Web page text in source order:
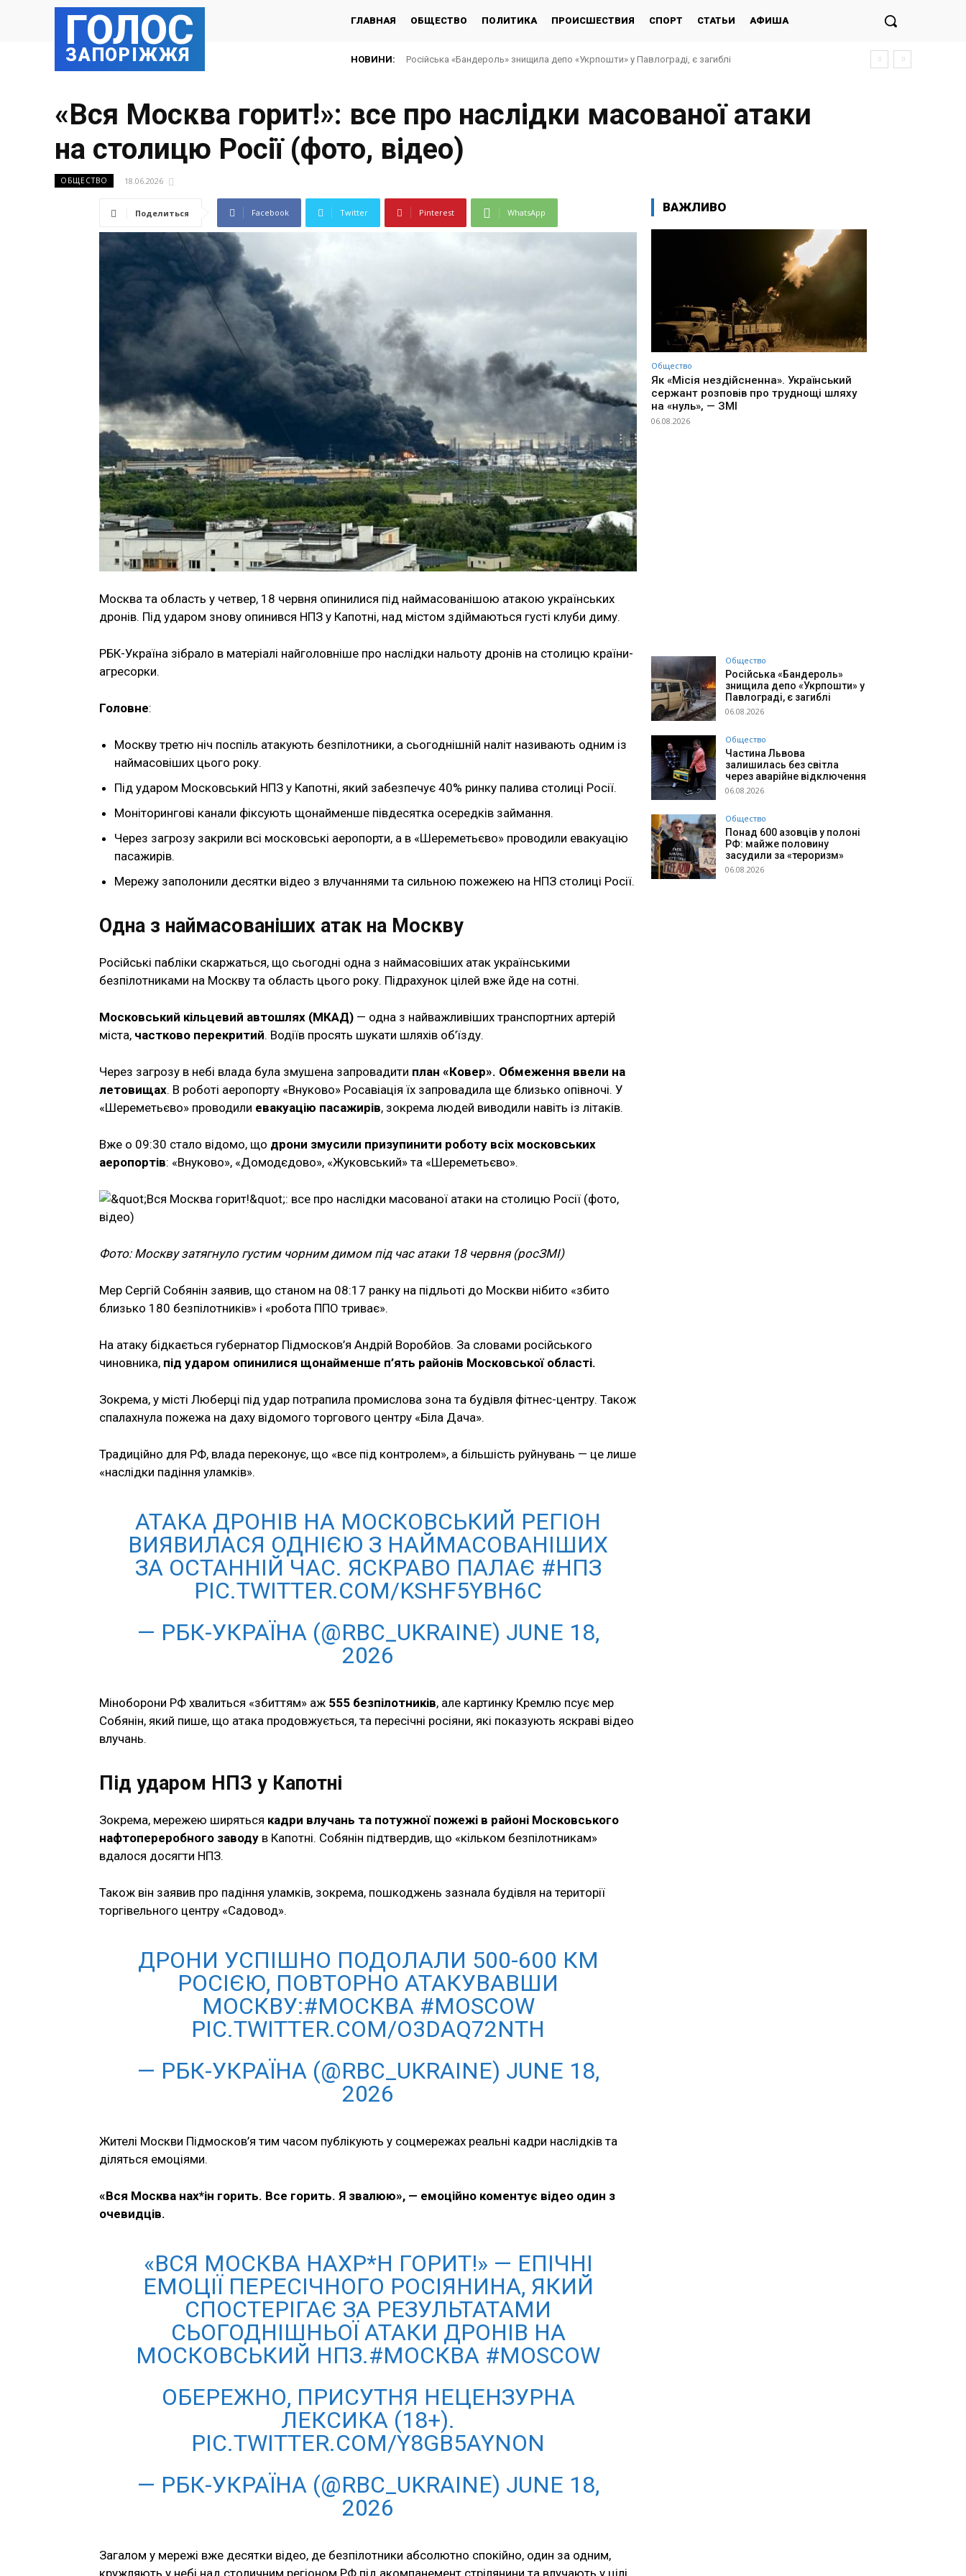
ГОЛОС
ЗАПОРІЖЖЯ
ГЛАВНАЯ ОБЩЕСТВО ПОЛИТИКА ПРОИСШЕСТВИЯ СПОРТ СТАТЬИ АФИША
НОВИНИ: Російська «Бандероль» знищила депо «Укрпошти» у Павлограді, є загиблі
Частина Львова залишилась без світла через аварійне відключення
«Вся Москва горит!»: все про наслідки масованої атаки
на столицю Росії (фото, відео)
ОБЩЕСТВО 18.06.2026
Поделиться Facebook Twitter Pinterest WhatsApp
Москва та область у четвер, 18 червня опинилися під наймасованішою атакою українських
дронів. Під ударом знову опинився НПЗ у Капотні, над містом здіймаються густі клуби диму.
РБК-Україна зібрало в матеріалі найголовніше про наслідки нальоту дронів на столицю країни-
агресорки.
Головне:
Москву третю ніч поспіль атакують безпілотники, а сьогоднішній наліт називають одним із
наймасовіших цього року.
Під ударом Московський НПЗ у Капотні, який забезпечує 40% ринку палива столиці Росії.
Моніторингові канали фіксують щонайменше півдесятка осередків займання.
Через загрозу закрили всі московські аеропорти, а в «Шереметьєво» проводили евакуацію
пасажирів.
Мережу заполонили десятки відео з влучаннями та сильною пожежею на НПЗ столиці Росії.
Одна з наймасованіших атак на Москву
Російські пабліки скаржаться, що сьогодні одна з наймасовіших атак українськими
безпілотниками на Москву та область цього року. Підрахунок цілей вже йде на сотні.
Московський кільцевий автошлях (МКАД) — одна з найважливіших транспортних артерій
міста, частково перекритий. Водіїв просять шукати шляхів об’їзду.
Через загрозу в небі влада була змушена запровадити план «Ковер». Обмеження ввели на
летовищах. В роботі аеропорту «Внуково» Росавіація їх запровадила ще близько опівночі. У
«Шереметьєво» проводили евакуацію пасажирів, зокрема людей виводили навіть із літаків.
Вже о 09:30 стало відомо, що дрони змусили призупинити роботу всіх московських
аеропортів: «Внуково», «Домодєдово», «Жуковський» та «Шереметьєво».
Фото: Москву затягнуло густим чорним димом під час атаки 18 червня (росЗМІ)
Мер Сергій Собянін заявив, що станом на 08:17 ранку на підльоті до Москви нібито «збито
близько 180 безпілотників» і «робота ППО триває».
На атаку бідкається губернатор Підмосков’я Андрій Воробйов. За словами російського
чиновника, під ударом опинилися щонайменше п’ять районів Московської області.
Зокрема, у місті Люберці під удар потрапила промислова зона та будівля фітнес-центру. Також
спалахнула пожежа на даху відомого торгового центру «Біла Дача».
Традиційно для РФ, влада переконує, що «все під контролем», а більшість руйнувань — це лише
«наслідки падіння уламків».
АТАКА ДРОНІВ НА МОСКОВСЬКИЙ РЕГІОН
ВИЯВИЛАСЯ ОДНІЄЮ З НАЙМАСОВАНІШИХ
ЗА ОСТАННІЙ ЧАС. ЯСКРАВО ПАЛАЄ #НПЗ
PIC.TWITTER.COM/KSHF5YBH6C
— РБК-УКРАЇНА (@RBC_UKRAINE) JUNE 18,
2026
Міноборони РФ хвалиться «збиттям» аж 555 безпілотників, але картинку Кремлю псує мер
Собянін, який пише, що атака продовжується, та пересічні росіяни, які показують яскраві відео
влучань.
Під ударом НПЗ у Капотні
Зокрема, мережею ширяться кадри влучань та потужної пожежі в районі Московського
нафтопереробного заводу в Капотні. Собянін підтвердив, що «кільком безпілотникам»
вдалося досягти НПЗ.
Також він заявив про падіння уламків, зокрема, пошкоджень зазнала будівля на території
торгівельного центру «Садовод».
ДРОНИ УСПІШНО ПОДОЛАЛИ 500-600 КМ
РОСІЄЮ, ПОВТОРНО АТАКУВАВШИ
МОСКВУ:#МОСКВА #MOSCOW
PIC.TWITTER.COM/O3DAQ72NTH
— РБК-УКРАЇНА (@RBC_UKRAINE) JUNE 18,
2026
Жителі Москви Підмосков’я тим часом публікують у соцмережах реальні кадри наслідків та
діляться емоціями.
«Вся Москва нах*ін горить. Все горить. Я звалюю», — емоційно коментує відео один з
очевидців.
«ВСЯ МОСКВА НАХР*Н ГОРИТ!» — ЕПІЧНІ
ЕМОЦІЇ ПЕРЕСІЧНОГО РОСІЯНИНА, ЯКИЙ
СПОСТЕРІГАЄ ЗА РЕЗУЛЬТАТАМИ
СЬОГОДНІШНЬОЇ АТАКИ ДРОНІВ НА
МОСКОВСЬКИЙ НПЗ.#МОСКВА #MOSCOW
ОБЕРЕЖНО, ПРИСУТНЯ НЕЦЕНЗУРНА
ЛЕКСИКА (18+).
PIC.TWITTER.COM/Y8GB5AYNON
— РБК-УКРАЇНА (@RBC_UKRAINE) JUNE 18,
2026
Загалом у мережі вже десятки відео, де безпілотники абсолютно спокійно, один за одним,
кружляють у небі над столичним регіоном РФ під акомпанемент стрілянини та влучають у цілі.
ВАЖЛИВО
Общество
Як «Місія нездійсненна». Український
сержант розповів про труднощі шляху
на «нуль», — ЗМІ
06.08.2026
Общество
Російська «Бандероль»
знищила депо «Укрпошти» у
Павлограді, є загиблі
06.08.2026
Общество
Частина Львова
залишилась без світла
через аварійне відключення
06.08.2026
Общество
Понад 600 азовців у полоні
РФ: майже половину
засудили за «тероризм»
06.08.2026